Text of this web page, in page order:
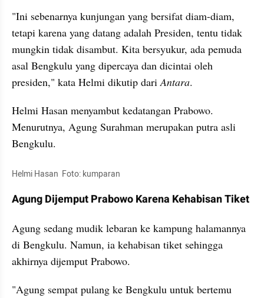
"Ini sebenarnya kunjungan yang bersifat diam-diam,
tetapi karena yang datang adalah Presiden, tentu tidak
mungkin tidak disambut. Kita bersyukur, ada pemuda
asal Bengkulu yang dipercaya dan dicintai oleh
presiden," kata Helmi dikutip dari Antara.
Helmi Hasan menyambut kedatangan Prabowo.
Menurutnya, Agung Surahman merupakan putra asli
Bengkulu.
Helmi Hasan  Foto: kumparan
Agung Dijemput Prabowo Karena Kehabisan Tiket
Agung sedang mudik lebaran ke kampung halamannya
di Bengkulu. Namun, ia kehabisan tiket sehingga
akhirnya dijemput Prabowo.
"Agung sempat pulang ke Bengkulu untuk bertemu